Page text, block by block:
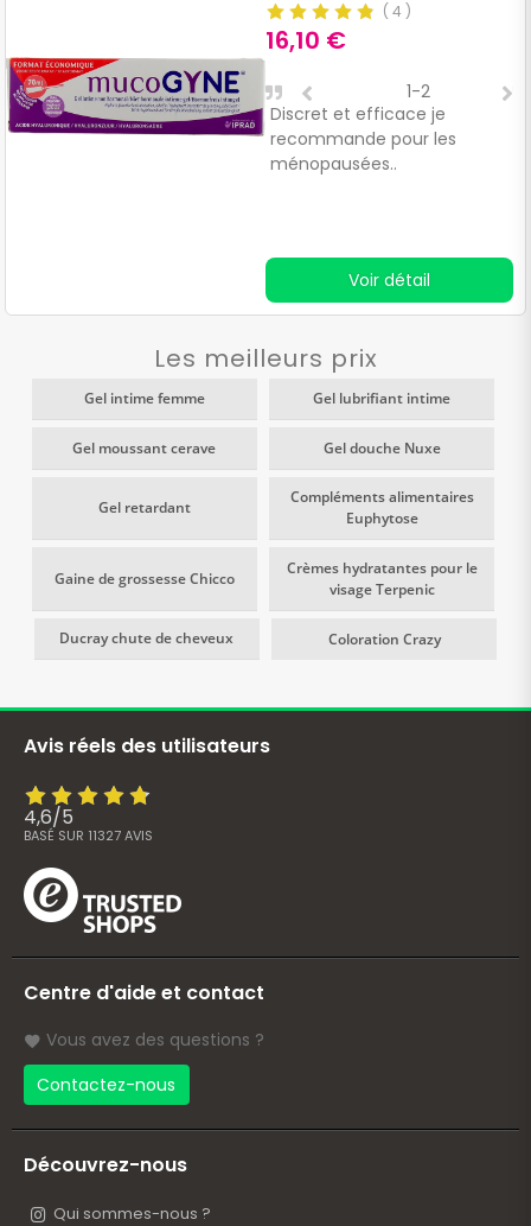
( 4 )
16,10 €
Discret et efficace je
recommande pour les
ménopausées..
1-2
Voir détail
Les meilleurs prix
Gel intime femme Gel lubrifiant intime
Gel moussant cerave Gel douche Nuxe
Gel retardant
Compléments alimentaires
Euphytose
Gaine de grossesse Chicco
Crèmes hydratantes pour le
visage Terpenic
Ducray chute de cheveux Coloration Crazy
Avis réels des utilisateurs
4,6/5
BASÉ SUR 11327AVIS
Centre d'aide et contact
Vous avez des questions ?
Contactez-nous
Découvrez-nous
Qui sommes-nous ?